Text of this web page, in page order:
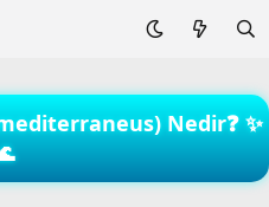
Nedir❓ ✨